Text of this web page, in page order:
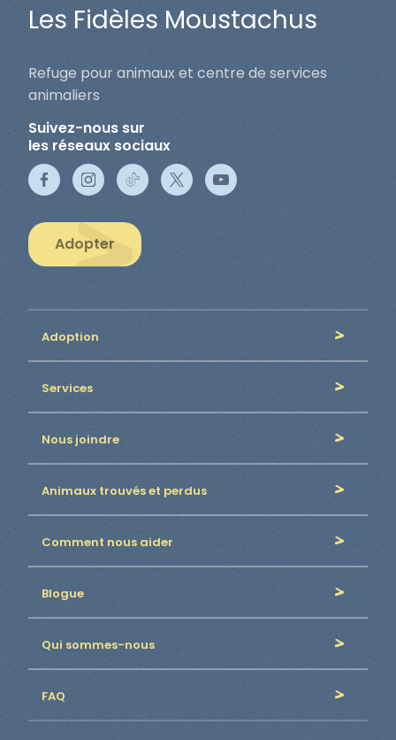
Les Fidèles Moustachus
Refuge pour animaux et centre de services
animaliers
Suivez-nous sur
les réseaux sociaux
Adopter
Adoption
Services
Nous joindre
Animaux trouvés et perdus
Comment nous aider
Blogue
Qui sommes-nous
FAQ